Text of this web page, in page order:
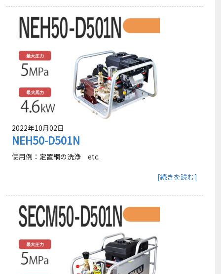
2022年10月02日
NEH50-D501N
使用例：定置網の洗浄 etc.
[続きを読む]